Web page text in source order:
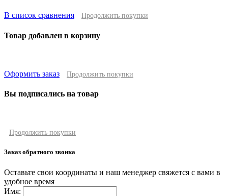
В список сравнения Продолжить покупки
Товар добавлен в корзину
Оформить заказ Продолжить покупки
Вы подписались на товар
Продолжить покупки
Заказ обратного звонка
Оставьте свои координаты и наш менеджер свяжется с вами в
удобное время
Имя: